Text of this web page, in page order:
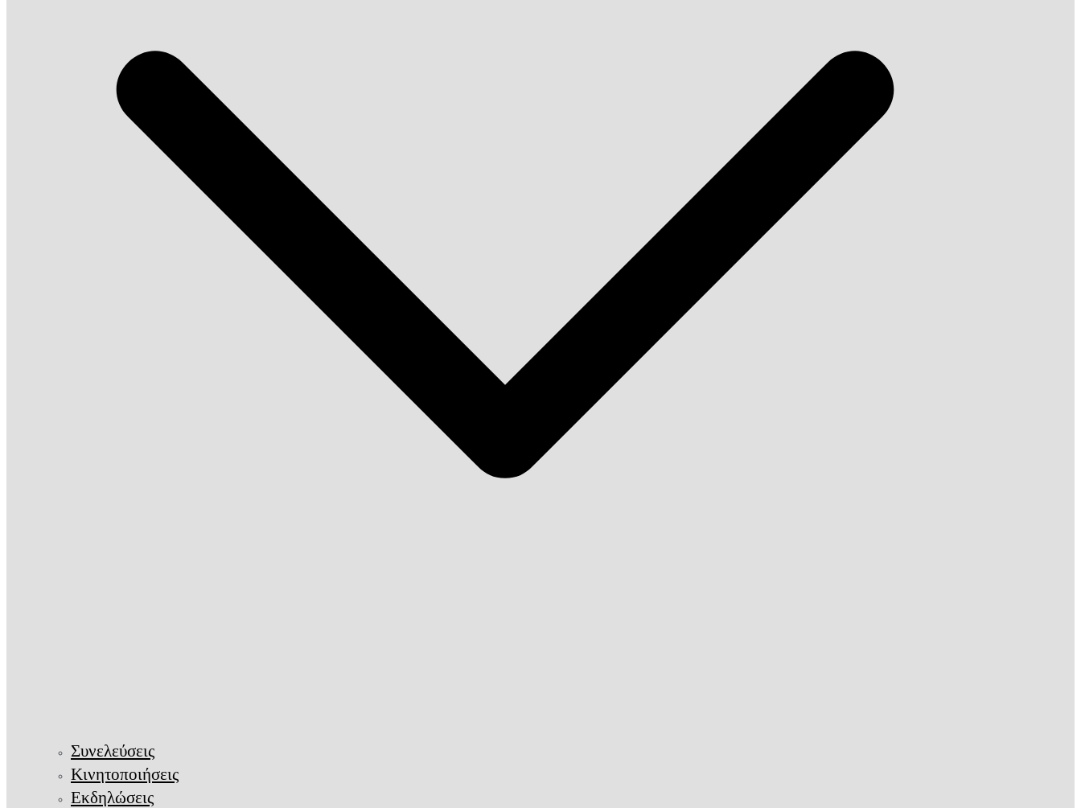
Συνελεύσεις
Κινητοποιήσεις
Εκδηλώσεις